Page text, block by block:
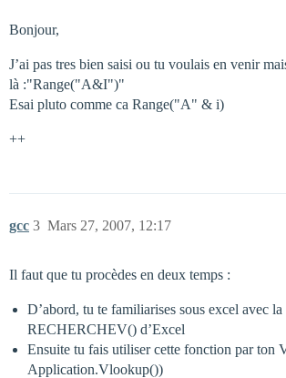
Bonjour,
J’ai pas tres bien saisi ou tu voulais en venir
là :"Range("A&I")"
Esai pluto comme ca Range("A" & i)
++
gcc Mars 27, 2007, 12:17
3
Il faut que tu procèdes en deux temps :
D’abord, tu te familiarises sous excel avec
RECHERCHEV() d’Excel
Ensuite tu fais utiliser cette fonction par ton
Application.Vlookup())